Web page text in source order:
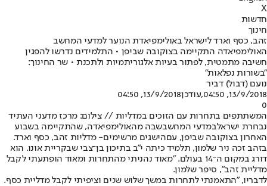
X
חדשות
חינוך
זהב, כסף וארד לישראל באולימפיאדת הנוער למדעי המחשב
האולימפיאדה התקיימה בצוקובה שביפן • התלמידים נדרשו להפגין
חשיבה מתמטית, לפתור בעיות אלגוריתמיות ולתכנת • שר החינוך:
"בשורות נפלאות"
נועם (דבול) דביר
13/9/2018, 04:50
,עודכן13/9/2018, 04:50
0
המשתתפים בתחרות עם הזוכים במדליות // צילום: מרכז מדעני העתיד
נבחרת ישראלבמדעי המחשבשבה מהאולימפיאדה, שהתקיימה בשבוע
האחרון בצוקובה שביפן, עםהישגים מרשימים- מדליות זהב, כסף וארד.
בזהב זכה ניר שלמון, תלמיד כיתה י"ב בתיכון בן־צבי שבקריית אונו. הוא
דורג במקום ה־14 בעולם. "מאוד נהניתי מהתחרות ומאוד הופתעתי לקבל
מדליית זהב", סיפר שלמון.
לדבריו, "התאמנתי לתחרות במשך שלוש שנים וציפיתי לקבל מדליית כסף.